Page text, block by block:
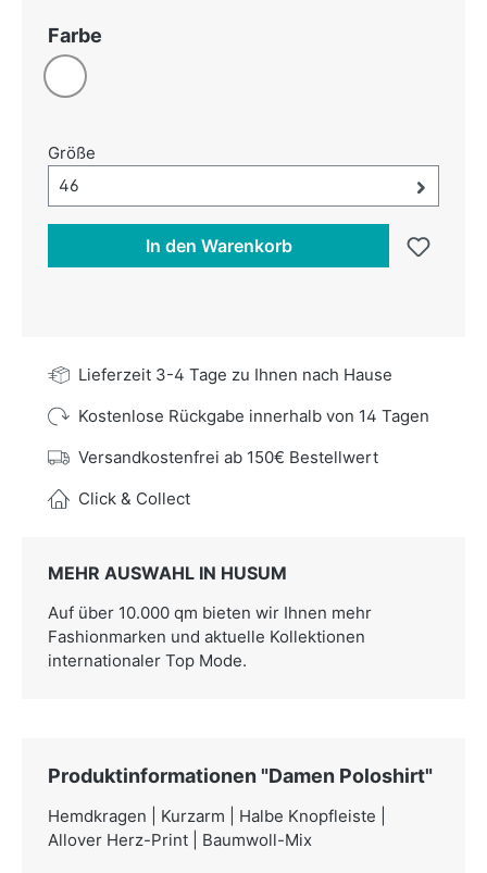
Farbe
Weiß
Größe
Größe-Auswahl öffnen, aktuell ausgewählt:
46
In den Warenkorb
Lieferzeit 3-4 Tage zu Ihnen nach Hause
Kostenlose Rückgabe innerhalb von 14 Tagen
Versandkostenfrei ab 150€ Bestellwert
Click & Collect
MEHR AUSWAHL IN HUSUM
Auf über 10.000 qm bieten wir Ihnen mehr
Fashionmarken und aktuelle Kollektionen
internationaler Top Mode.
Produktinformationen "Damen Poloshirt"
Hemdkragen | Kurzarm | Halbe Knopfleiste |
Allover Herz-Print | Baumwoll-Mix